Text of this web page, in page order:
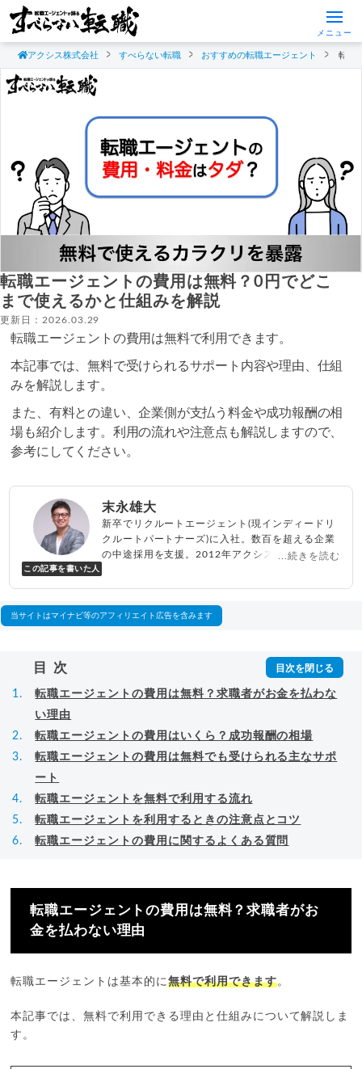
メニュー
アクシス株式会社 すべらない転職 おすすめの転職エージェント 転職
転職エージェントの費用は無料？0円でどこ
まで使えるかと仕組みを解説
更新日：2026.03.29
転職エージェントの費用は無料で利用できます。
本記事では、無料で受けられるサポート内容や理由、仕組
みを解説します。
また、有料との違い、企業側が支払う料金や成功報酬の相
場も紹介します。利用の流れや注意点も解説しますので、
参考にしてください。
この記事を書いた人
末永雄大
新卒でリクルートエージェント(現インディードリ
クルートパートナーズ)に入社。数百を超える企業
の中途採用を支援。2012年アクシス(株)設立、代
べらない転職エージェント
...続きを読む
当サイトはマイナビ等のアフィリエイト広告を含みます
目次
転職エージェントの費用は無料？求職者がお金を払わな
い理由
転職エージェントの費用はいくら？成功報酬の相場
転職エージェントの費用は無料でも受けられる主なサポ
ート
転職エージェントを無料で利用する流れ
転職エージェントを利用するときの注意点とコツ
転職エージェントの費用に関するよくある質問
転職エージェントの費用は無料？求職者がお
金を払わない理由
転職エージェントは基本的に無料で利用できます。
本記事では、無料で利用できる理由と仕組みについて解説しま
す。